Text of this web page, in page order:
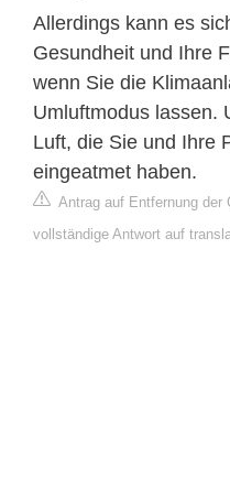
Allerdings kann es
Gesundheit und Ihre
wenn Sie die
Umluftmodus lassen.
Luft, die Sie und Ihre
eingeatmet haben.
Antrag auf Entfernung der
vollständige Antwort auf